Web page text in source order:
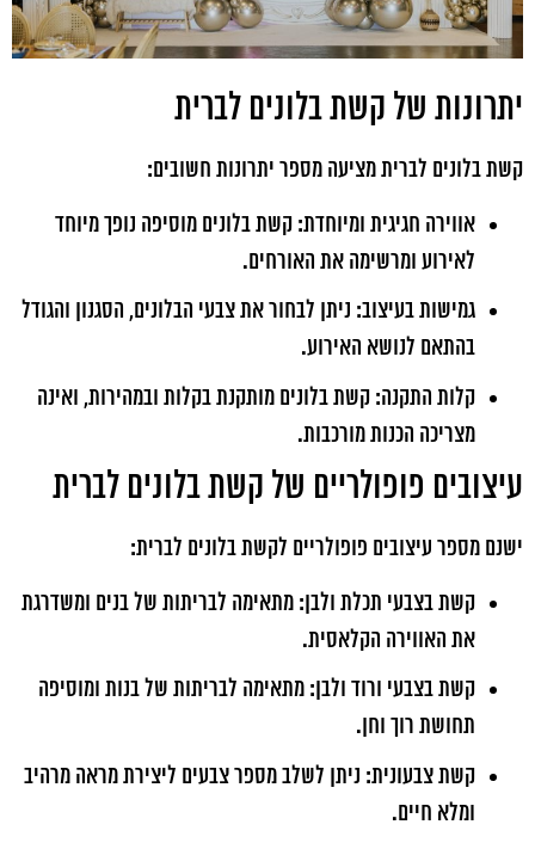
יתרונות של קשת בלונים לברית
קשת בלונים לברית מציעה מספר יתרונות חשובים:
אווירה חגיגית ומיוחדת: קשת בלונים מוסיפה נופך מיוחד
לאירוע ומרשימה את האורחים.
גמישות בעיצוב: ניתן לבחור את צבעי הבלונים, הסגנון והגודל
בהתאם לנושא האירוע.
קלות התקנה: קשת בלונים מותקנת בקלות ובמהירות, ואינה
מצריכה הכנות מורכבות.
עיצובים פופולריים של קשת בלונים לברית
ישנם מספר עיצובים פופולריים לקשת בלונים לברית:
קשת בצבעי תכלת ולבן: מתאימה לבריתות של בנים ומשדרגת
את האווירה הקלאסית.
קשת בצבעי ורוד ולבן: מתאימה לבריתות של בנות ומוסיפה
תחושת רוך וחן.
קשת צבעונית: ניתן לשלב מספר צבעים ליצירת מראה מרהיב
ומלא חיים.